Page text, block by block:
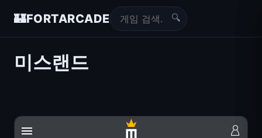
🏰FORTARCADE 🔍
미스랜드